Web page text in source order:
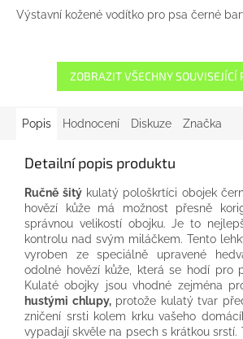
Výstavní kožené vodítko pro psa černé
ZOBRAZIT VŠECHNY SOUVISEJÍCÍ
Popis Hodnocení Diskuze Značka
Detailní popis produktu
Ručně šitý kulatý pološkrtíci obojek
hovězí kůže má možnost přesně
správnou velikostí obojku. Je to
kontrolu nad svým miláčkem. Tento
vyroben ze speciálně upravené
odolné hovězí kůže, která se hodí pro
Kulaté obojky jsou vhodné zejména
hustými chlupy,protože kulatý tvar
zničení srsti kolem krku vašeho
vypadají skvěle na psech s krátkou srstí.